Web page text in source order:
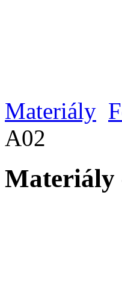
Materiály
A02
Materiály